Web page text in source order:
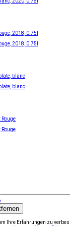
2018, 0.75l
2018, 0.75l
blanc
blanc
Ihre Erfahrungen zu